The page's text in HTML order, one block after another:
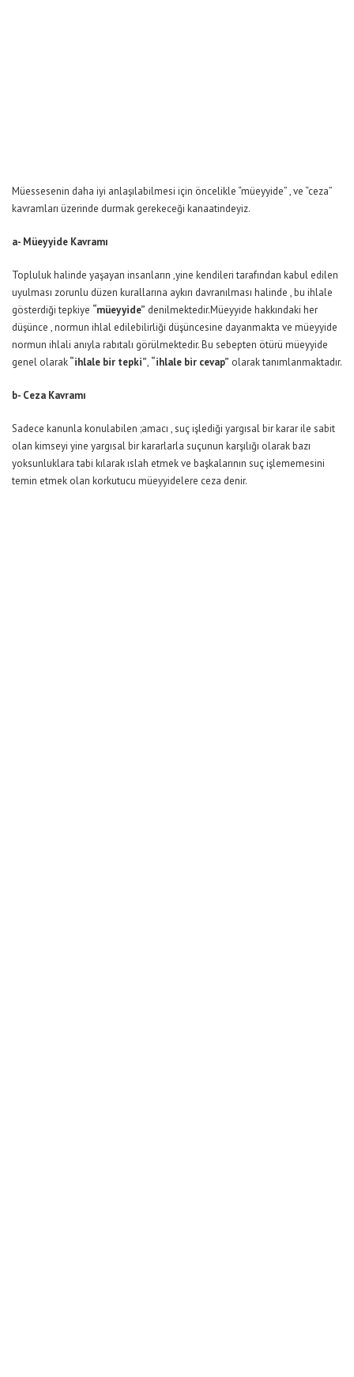
Müessesenin daha iyi anlaşılabilmesi için öncelikle “müeyyide” , ve “ceza”
kavramları üzerinde durmak gerekeceği kanaatindeyiz.
a- Müeyyide Kavramı
Topluluk halinde yaşayan insanların ,yine kendileri tarafından kabul edilen
uyulması zorunlu düzen kurallarına aykırı davranılması halinde , bu ihlale
gösterdiği tepkiye “müeyyide” denilmektedir.Müeyyide hakkındaki her
düşünce , normun ihlal edilebilirliği düşüncesine dayanmakta ve müeyyide
normun ihlali anıyla rabıtalı görülmektedir. Bu sebepten ötürü müeyyide
genel olarak“ihlale bir tepki”, “ihlale bir cevap” olarak tanımlanmaktadır.
b- Ceza Kavramı
Sadece kanunla konulabilen ;amacı , suç işlediği yargısal bir karar ile sabit
olan kimseyi yine yargısal bir kararlarla suçunun karşılığı olarak bazı
yoksunluklara tabi kılarak ıslah etmek ve başkalarının suç işlememesini
temin etmek olan korkutucu müeyyidelere ceza denir.